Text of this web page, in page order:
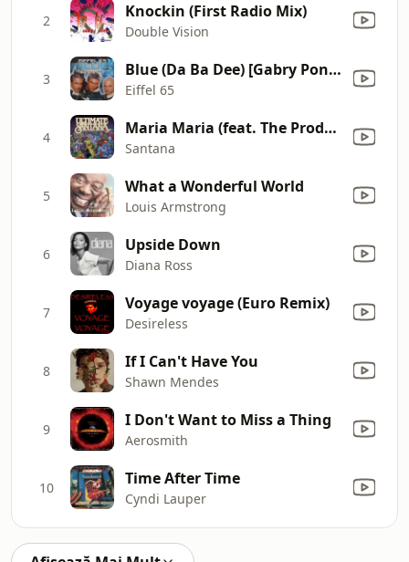
2 Knockin (First Radio Mix)
Double Vision
3 Blue (Da Ba Dee) [Gabry Ponte Ice Pop Mix]
Eiffel 65
4 Maria Maria (feat. The Product G&B) [Radio Mix]
Santana
5 What a Wonderful World
Louis Armstrong
6 Upside Down
Diana Ross
7 Voyage voyage (Euro Remix)
Desireless
8 If I Can't Have You
Shawn Mendes
9 I Don't Want to Miss a Thing
Aerosmith
10 Time After Time
Cyndi Lauper